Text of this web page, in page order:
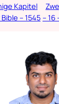
Kapitel
– 1545 – 16